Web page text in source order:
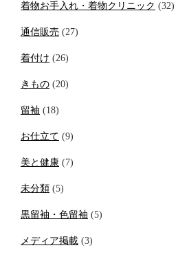
着物お手入れ・着物クリニック (32)
通信販売 (27)
着付け (26)
きもの (20)
留袖 (18)
お仕立て (9)
美と健康 (7)
未分類 (5)
黒留袖・色留袖 (5)
メディア掲載 (3)